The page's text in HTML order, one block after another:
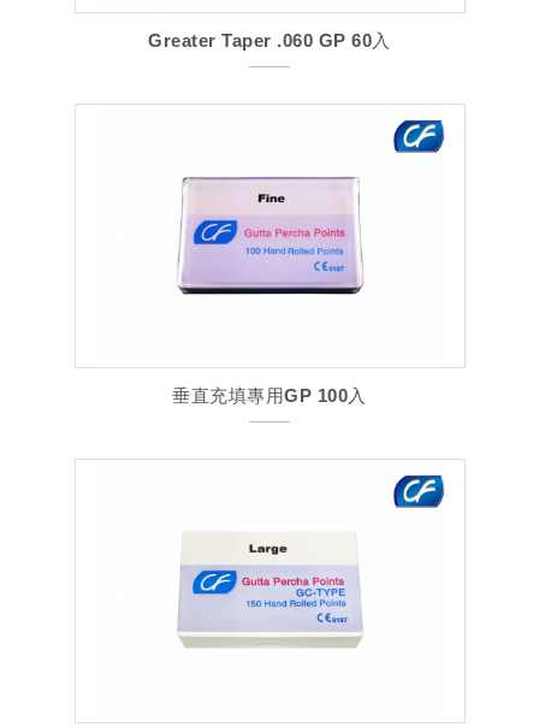
Greater Taper .060 GP 60入
垂直充填專用GP 100入